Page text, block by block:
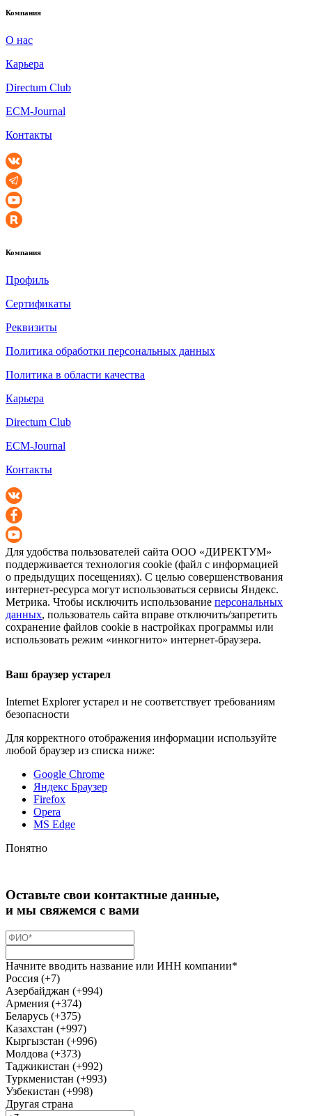
Компания
О нас
Карьера
Directum Club
ECM-Journal
Контакты
Компания
Профиль
Сертификаты
Реквизиты
Политика обработки персональных данных
Политика в области качества
Карьера
Directum Club
ECM-Journal
Контакты
Для удобства пользователей сайта ООО «ДИРЕКТУМ»
поддерживается технология cookie (файл с информацией
о предыдущих посещениях). С целью совершенствования
интернет-ресурса могут использоваться сервисы Яндекс.
Метрика. Чтобы исключить использование персональных
данных, пользователь сайта вправе отключить/запретить
сохранение файлов cookie в настройках программы или
использовать режим «инкогнито» интернет-браузера.
Ваш браузер устарел
Internet Explorer устарел и не соответствует требованиям
безопасности
Для корректного отображения информации используйте
любой браузер из списка ниже:
Google Chrome
Яндекс Браузер
Firefox
Opera
MS Edge
Понятно
Оставьте свои контактные данные,
и мы свяжемся с вами
Начните вводить название или ИНН компании*
Россия (+7)
Азербайджан (+994)
Армения (+374)
Беларусь (+375)
Казахстан (+997)
Кыргызстан (+996)
Молдова (+373)
Таджикистан (+992)
Туркменистан (+993)
Узбекистан (+998)
Другая страна